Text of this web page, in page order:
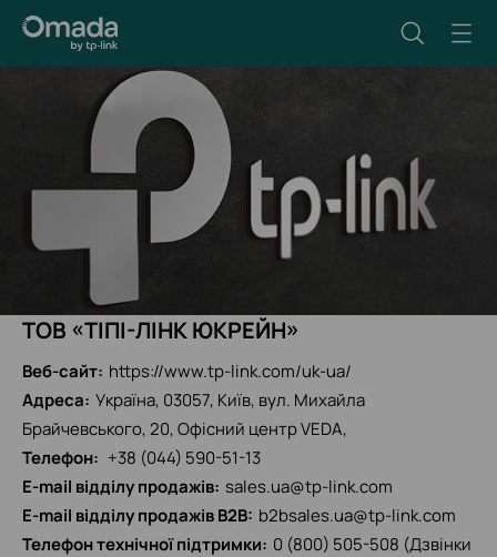
ТОВ «ТІПІ-ЛІНК ЮКРЕЙН»
Веб-сайт: https://www.tp-link.com/uk-ua/
Адреса: Україна, 03057, Київ, вул. Михайла
Брайчевського, 20, Офісний центр VEDA,
Телефон: +38 (044) 590-51-13
E-mail відділу продажів: sales.ua@tp-link.com
E-mail відділу продажів B2B: b2bsales.ua@tp-link.com
Телефон технічної підтримки: 0 (800) 505-508 (Дзвінки